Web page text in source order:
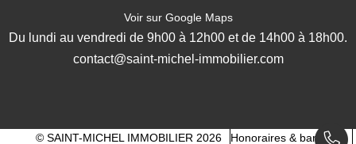
Voir sur Google Maps
Du lundi au vendredi de 9h00 à 12h00 et de 14h00 à 18h00.
contact@saint-michel-immobilier.com
© SAINT-MICHEL IMMOBILIER 2026 Honoraires & barèmes